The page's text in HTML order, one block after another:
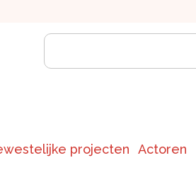
projecten Actoren